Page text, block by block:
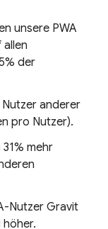
unsere PWA
der
anderer
pro Nutzer).
mehr
Nutzer Gravit
höher.